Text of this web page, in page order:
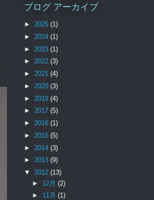
ブログ アーカイブ
► 2025 (1)
► 2024 (1)
► 2023 (1)
► 2022 (3)
► 2021 (4)
► 2020 (3)
► 2019 (4)
► 2017 (5)
► 2016 (1)
► 2015 (5)
► 2014 (3)
► 2013 (9)
▼ 2012 (13)
► 12月 (2)
► 11月 (1)